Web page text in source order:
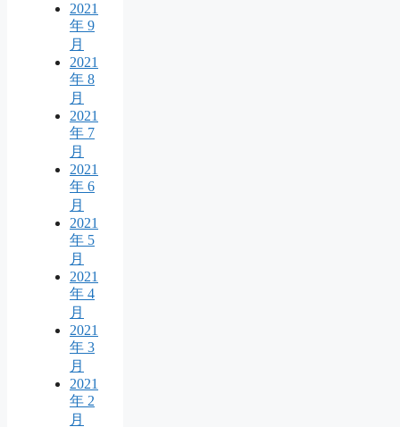
2021
年 9
月
2021
年 8
月
2021
年 7
月
2021
年 6
月
2021
年 5
月
2021
年 4
月
2021
年 3
月
2021
年 2
月